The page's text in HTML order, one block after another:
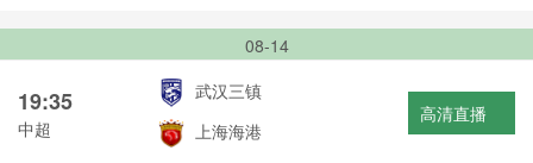
08-14
19:35
中超
武汉三镇
上海海港
高清直播